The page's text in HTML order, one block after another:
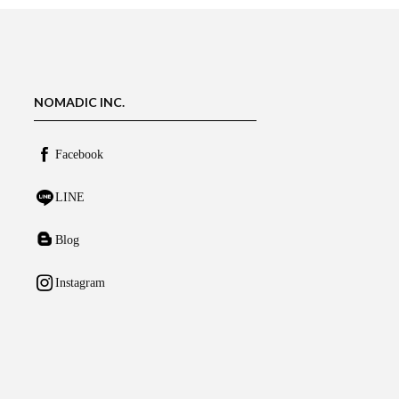
NOMADIC INC.
Facebook
LINE
Blog
Instagram